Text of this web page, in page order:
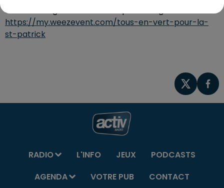
Evènement gratuit mais inscription obligatoire sur
https://my.weezevent.com/tous-en-vert-pour-la-
st-patrick
RADIO L'INFO JEUX
PODCASTS
AGENDA
VOTRE PUB CONTACT